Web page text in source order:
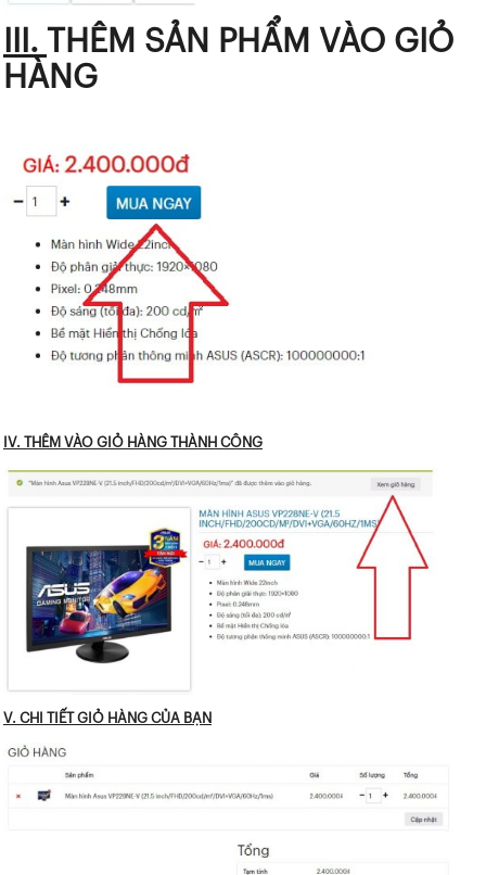
III. THÊM SẢN PHẨM VÀO GIỎ
HÀNG
IV. THÊM VÀO GIỎ HÀNG THÀNH CÔNG
V. CHI TIẾT GIỎ HÀNG CỦA BẠN